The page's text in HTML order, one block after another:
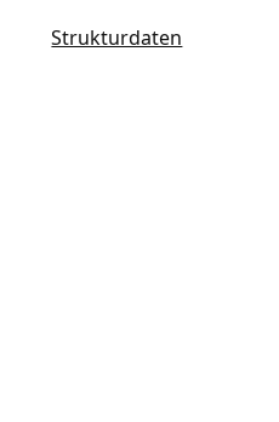
Strukturdaten